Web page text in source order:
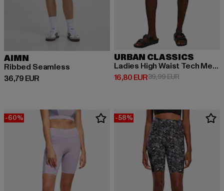
AIMN
Ribbed Seamless
36,79 EUR
Derzeitiger Preis: 36,79 EUR
URBAN CLASSICS
Ladies High Waist Tech Mesh Aop Cycle
16,80 EUR
Derzeitiger Preis: 16,80 EUR
39,99 EURAktionspreis:
-60% -58%